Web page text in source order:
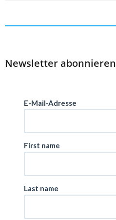
Newsletter abonnieren